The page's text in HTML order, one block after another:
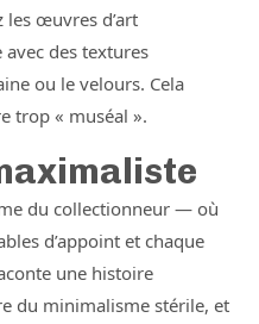
les œuvres d’art
des textures
ou le velours. Cela
trop « muséal ».
du collectionneur — où
d’appoint et chaque
une histoire
du minimalisme stérile, et